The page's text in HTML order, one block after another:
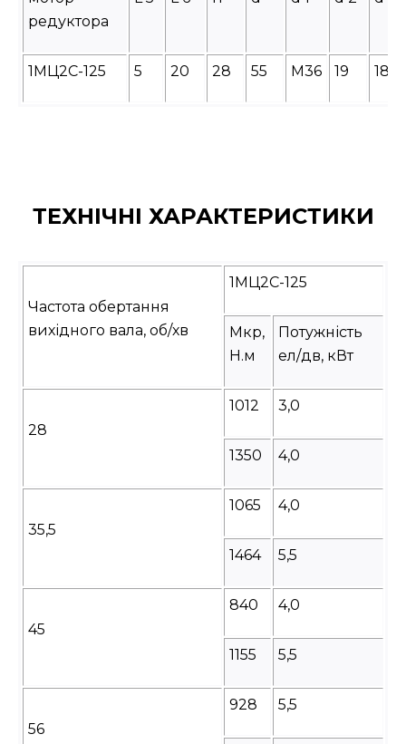
редуктора
1МЦ2С-125 5 20 28 55 М36 19 18
ТЕХНІЧНІ ХАРАКТЕРИСТИКИ
Частота обертання
вихідного вала, об/хв
1МЦ2С-125
Мкр,
Н.м
Потужність
ел/дв, кВт
28
1012 3,0
1350 4,0
35,5
1065 4,0
1464 5,5
45
840 4,0
1155 5,5
56
928 5,5